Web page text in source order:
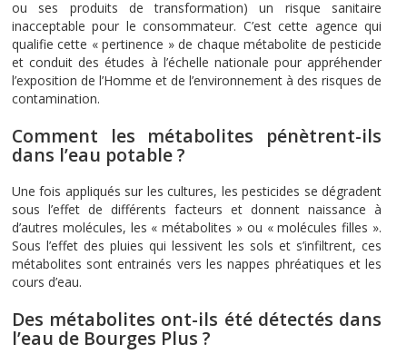
ou ses produits de transformation) un risque sanitaire
inacceptable pour le consommateur. C’est cette agence qui
qualifie cette « pertinence » de chaque métabolite de pesticide
et conduit des études à l’échelle nationale pour appréhender
l’exposition de l’Homme et de l’environnement à des risques de
contamination.
Comment les métabolites pénètrent-ils
dans l’eau potable ?
Une fois appliqués sur les cultures, les pesticides se dégradent
sous l’effet de différents facteurs et donnent naissance à
d’autres molécules, les « métabolites » ou « molécules filles ».
Sous l’effet des pluies qui lessivent les sols et s’infiltrent, ces
métabolites sont entrainés vers les nappes phréatiques et les
cours d’eau.
Des métabolites ont-ils été détectés dans
l’eau de Bourges Plus ?